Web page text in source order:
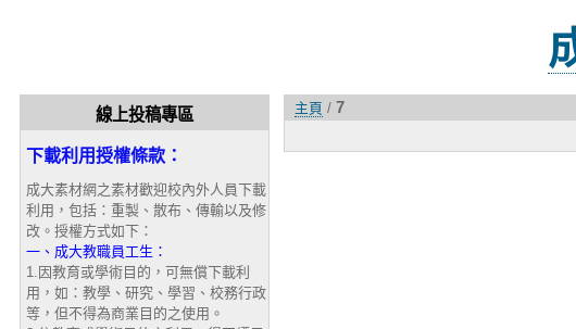
線上投稿專區
下載利用授權條款：
成大素材網之素材歡迎校內外人員下載
利用，包括：重製、散布、傳輸以及修
改。授權方式如下：
一、成大教職員工生：
1.因教育或學術目的，可無償下載利
用，如：教學、研究、學習、校務行政
等，但不得為商業目的之使用。
主頁 / 7